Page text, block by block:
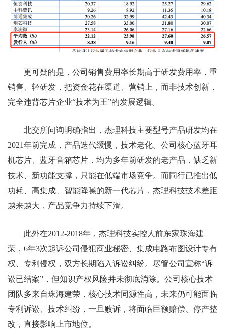
更可疑的是，公司销售费用率长期高于研发费用率，重
销售、轻研发，把资金花在渠道、营销上，而非技术创新，
完全违背芯片企业“技术为王”的发展逻辑。
北交所问询明确指出，杰理科技主要型号产品研发均在
2021年前完成，产品迭代缓慢，技术老化。公司核心蓝牙耳
机芯片、蓝牙音箱芯片，均为多年前研发的老产品，缺乏新
技术、新功能支撑，只能在低端市场竞争。而同行已推出低
功耗、高集成、智能降噪的新一代芯片，杰理科技技术差距
越来越大，产品竞争力持续下滑。
此外在2012-2018年，杰理科技实控人前东家珠海建
荣，6年3次起诉公司侵犯商业秘密、集成电路布图设计专有
权、专利侵权，双方长期陷入诉讼纠纷。尽管公司宣称“诉
讼已结案”，但知识产权风险并未彻底消除。公司核心技术
团队多来自珠海建荣，核心技术同源性高，未来仍可能面临
专利诉讼、技术纠纷，一旦败诉，将面临巨额赔偿、停产整
改，直接影响上市地位。